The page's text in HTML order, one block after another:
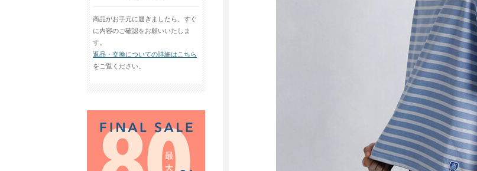
商品がお手元に届きましたら、すぐ
に内容のご確認をお願いいたしま
す。
返品・交換についての詳細はこちら
をご覧ください。